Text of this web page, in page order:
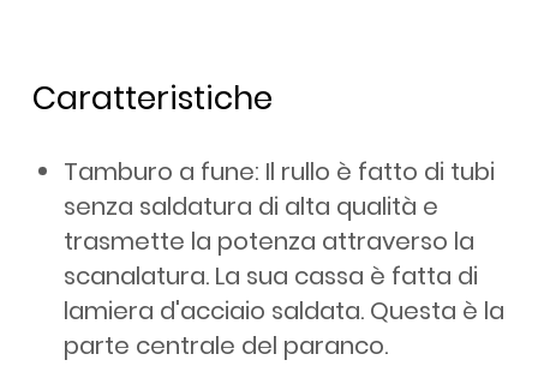
Caratteristiche
Tamburo a fune: Il rullo è fatto di tubi
senza saldatura di alta qualità e
trasmette la potenza attraverso la
scanalatura. La sua cassa è fatta di
lamiera d'acciaio saldata. Questa è la
parte centrale del paranco.